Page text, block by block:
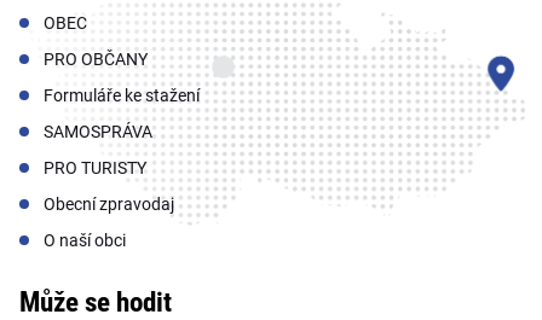
OBEC
PRO OBČANY
Formuláře ke stažení
SAMOSPRÁVA
PRO TURISTY
Obecní zpravodaj
O naší obci
Může se hodit